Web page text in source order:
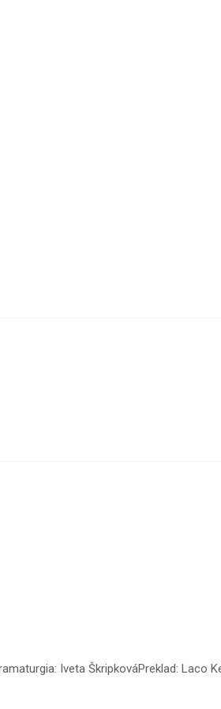
Iveta ŠkripkováPreklad: Laco